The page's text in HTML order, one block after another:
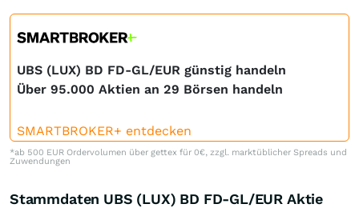
UBS (LUX) BD FD-GL/EUR günstig handeln
Über 95.000 Aktien an 29 Börsen handeln
SMARTBROKER+ entdecken
*ab 500 EUR Ordervolumen über gettex für 0€, zzgl. marktüblicher Spreads und
Zuwendungen
Stammdaten UBS (LUX) BD FD-GL/EUR Aktie